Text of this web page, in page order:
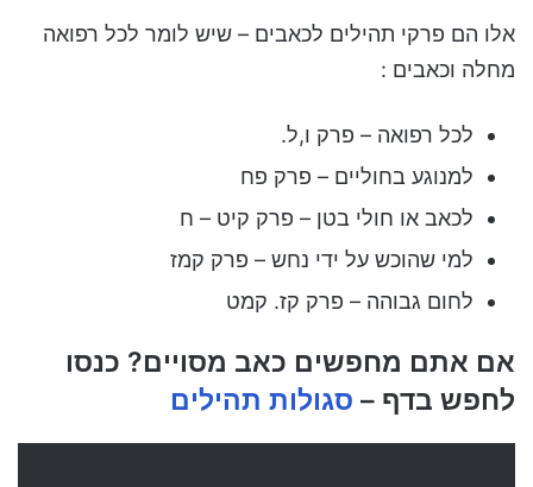
אלו הם פרקי תהילים לכאבים – שיש לומר לכל רפואה
מחלה וכאבים :
לכל רפואה – פרק ו,ל.
למנוגע בחוליים – פרק פח
לכאב או חולי בטן – פרק קיט – ח
למי שהוכש על ידי נחש – פרק קמז
לחום גבוהה – פרק קז. קמט
אם אתם מחפשים כאב מסויים? כנסו
לחפש בדף – סגולות תהילים